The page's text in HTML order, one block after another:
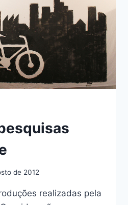
de 2012
realizadas pela